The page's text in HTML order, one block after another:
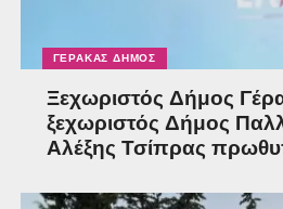
ΓΈΡΑΚΑΣ ΔΉΜΟΣ
Ξεχωριστός Δήμος
ξεχωριστός Δήμος
Αλέξης Τσίπρας